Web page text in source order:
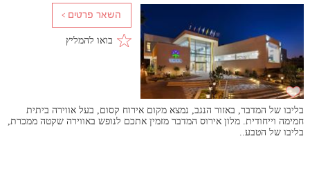
בואו להמליץ
בליבו של המדבר, באזור הנגב, נמצא מקום אירוח קסום, בעל אווירה ביתית
חמימה וייחודית. מלון אירוס המדבר מזמין אתכם לנופש באווירה שקטה ממכרת,
בליבו של הטבע..